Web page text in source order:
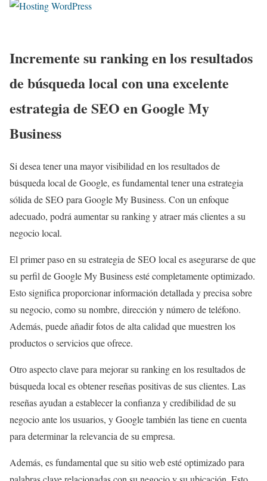
Incremente su ranking en los resultados
de búsqueda local con una excelente
estrategia de SEO en Google My
Business
Si desea tener una mayor visibilidad en los resultados de
búsqueda local de Google, es fundamental tener una estrategia
sólida de SEO para Google My Business. Con un enfoque
adecuado, podrá aumentar su ranking y atraer más clientes a su
negocio local.
El primer paso en su estrategia de SEO local es asegurarse de que
su perfil de Google My Business esté completamente optimizado.
Esto significa proporcionar información detallada y precisa sobre
su negocio, como su nombre, dirección y número de teléfono.
Además, puede añadir fotos de alta calidad que muestren los
productos o servicios que ofrece.
Otro aspecto clave para mejorar su ranking en los resultados de
búsqueda local es obtener reseñas positivas de sus clientes. Las
reseñas ayudan a establecer la confianza y credibilidad de su
negocio ante los usuarios, y Google también las tiene en cuenta
para determinar la relevancia de su empresa.
Además, es fundamental que su sitio web esté optimizado para